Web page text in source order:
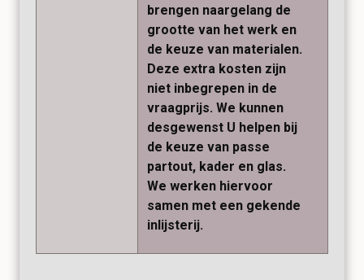
brengen naargelang de
grootte van het werk en
de keuze van materialen.
Deze extra kosten zijn
niet inbegrepen in de
vraagprijs. We kunnen
desgewenst U helpen bij
de keuze van passe
partout, kader en glas.
We werken hiervoor
samen met een gekende
inlijsterij.